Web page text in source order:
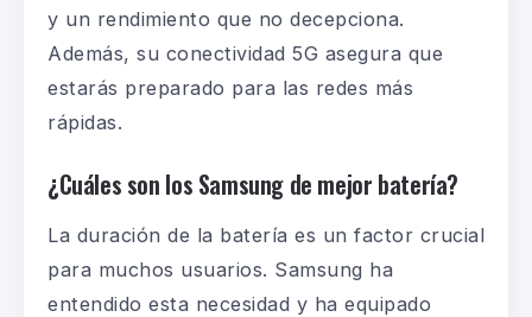
y un rendimiento que no decepciona.
Además, su conectividad 5G asegura que
estarás preparado para las redes más
rápidas.
¿Cuáles son los Samsung de mejor batería?
La duración de la batería es un factor crucial
para muchos usuarios. Samsung ha
entendido esta necesidad y ha equipado